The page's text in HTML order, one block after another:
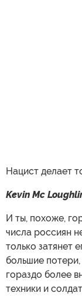
Нацист делает
Kevin Mc
И ты, похоже,
числа россиян
только затянет
большие
гораздо более
техники и